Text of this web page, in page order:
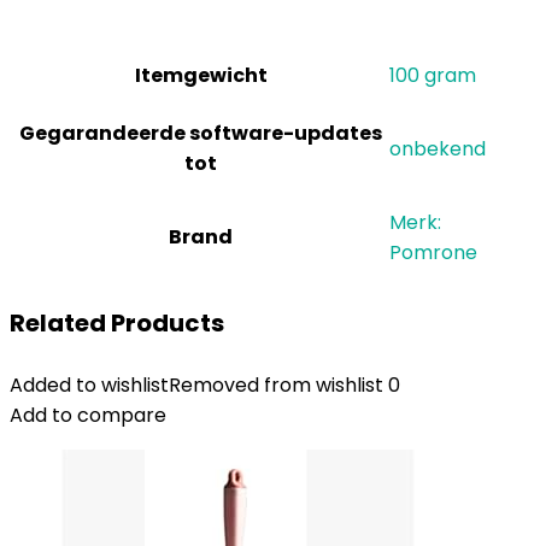
Itemgewicht ‎100 gram
Gegarandeerde software-updates
tot
‎onbekend
Brand
Merk:
Pomrone
Related Products
Added to wishlistRemoved from wishlist 0
Add to compare